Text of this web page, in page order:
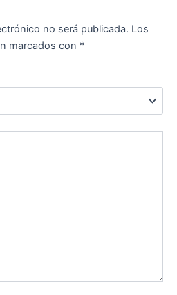
no será publicada. Los
marcados con *